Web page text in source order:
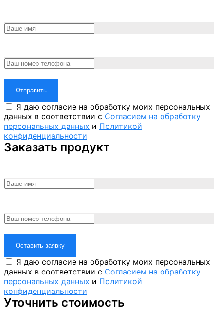
Отправить
Я даю согласие на обработку моих персональных
данных в соответствии с Согласием на обработку
персональных данных и Политикой
конфиденциальности
Заказать продукт
Оставить заявку
Я даю согласие на обработку моих персональных
данных в соответствии с Согласием на обработку
персональных данных и Политикой
конфиденциальности
Уточнить стоимость